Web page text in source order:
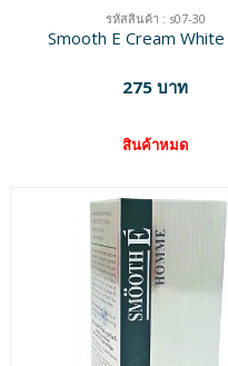
รหัสสินค้า : s07-30
Smooth E Cream
275 บาท
สินค้าหมด